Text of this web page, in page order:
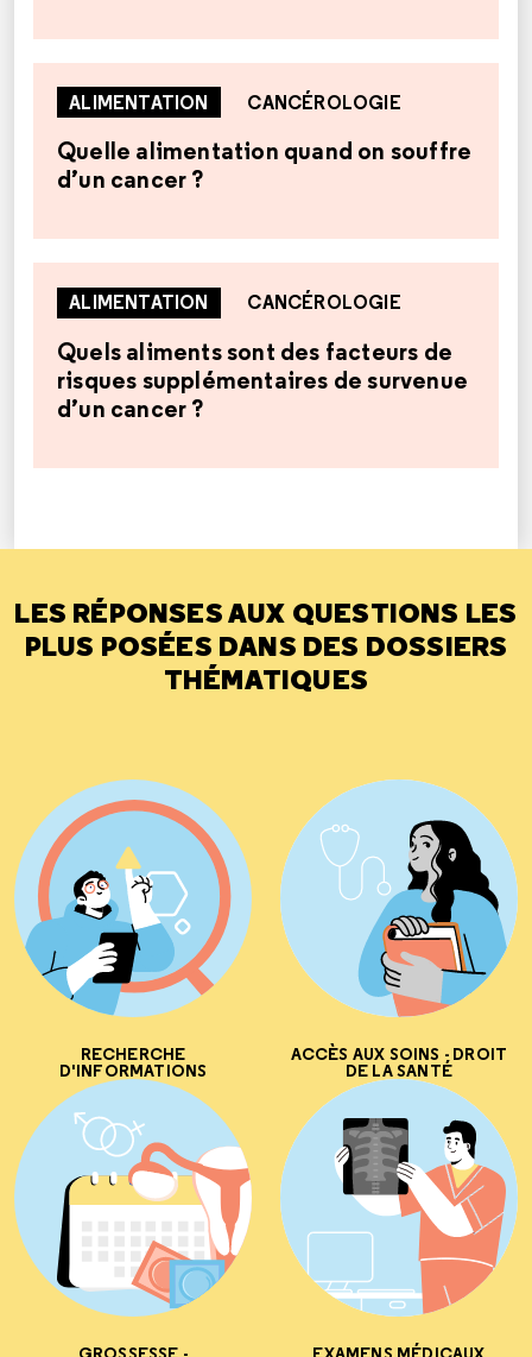
ALIMENTATION CANCÉROLOGIE
Quelle alimentation quand on souffre
d’un cancer ?
ALIMENTATION CANCÉROLOGIE
Quels aliments sont des facteurs de
risques supplémentaires de survenue
d’un cancer ?
LES RÉPONSES AUX QUESTIONS LES
PLUS POSÉES DANS DES DOSSIERS
THÉMATIQUES
RECHERCHE
D'INFORMATIONS
ACCÈS AUX SOINS - DROIT
DE LA SANTÉ